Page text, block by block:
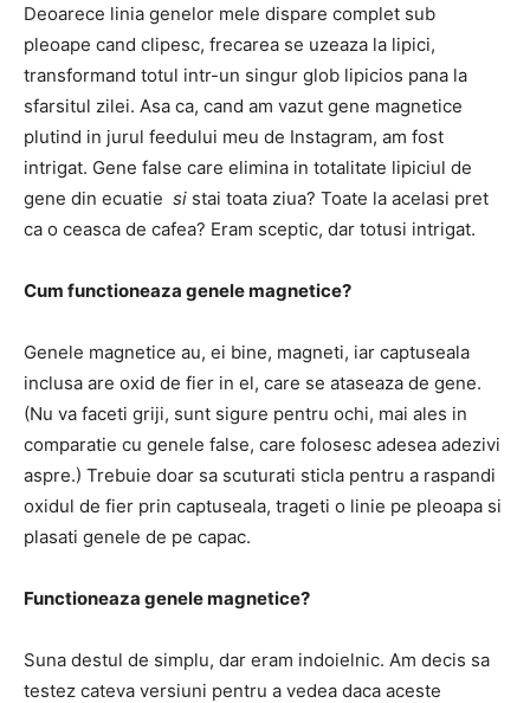
Deoarece linia genelor mele dispare complet sub
pleoape cand clipesc, frecarea se uzeaza la lipici,
transformand totul intr-un singur glob lipicios pana la
sfarsitul zilei. Asa ca, cand am vazut gene magnetice
plutind in jurul feedului meu de Instagram, am fost
intrigat. Gene false care elimina in totalitate lipiciul de
gene din ecuatie si stai toata ziua? Toate la acelasi pret
ca o ceasca de cafea? Eram sceptic, dar totusi intrigat.
Cum functioneaza genele magnetice?
Genele magnetice au, ei bine, magneti, iar captuseala
inclusa are oxid de fier in el, care se ataseaza de gene.
(Nu va faceti griji, sunt sigure pentru ochi, mai ales in
comparatie cu genele false, care folosesc adesea adezivi
aspre.) Trebuie doar sa scuturati sticla pentru a raspandi
oxidul de fier prin captuseala, trageti o linie pe pleoapa si
plasati genele de pe capac.
Functioneaza genele magnetice?
Suna destul de simplu, dar eram indoielnic. Am decis sa
testez cateva versiuni pentru a vedea daca aceste